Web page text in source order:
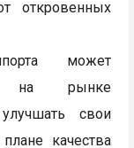
откровенных
может
на рынке
свои
качества